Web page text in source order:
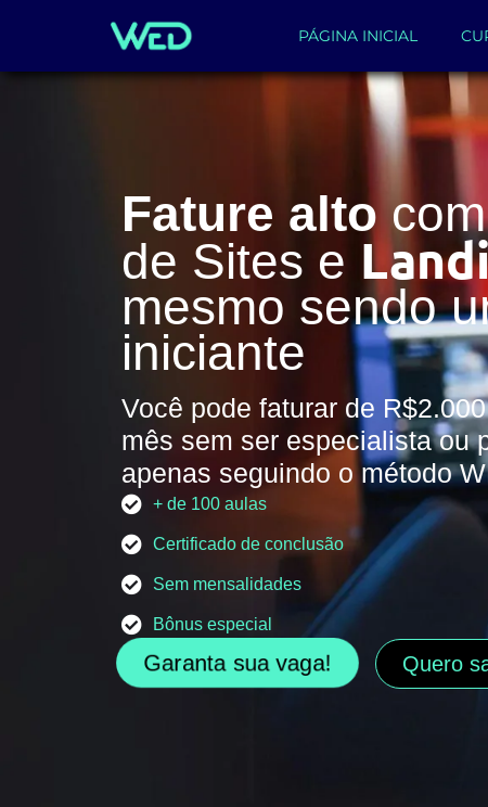
PÁGINA INICIAL
Fature alto
de Sites e
mesmo sendo
iniciante
Você pode faturar de
mês sem ser especialista ou
apenas seguindo o método
+ de 100 aulas
Certificado de conclusão
Sem mensalidades
Bônus especial
Garanta sua vaga! Quero